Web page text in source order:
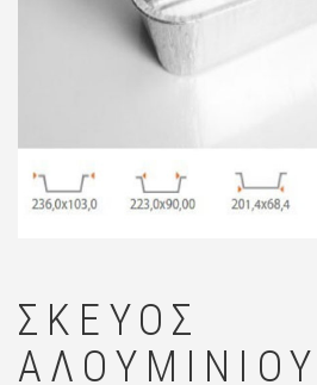
ΣΚΕΎΟΣ